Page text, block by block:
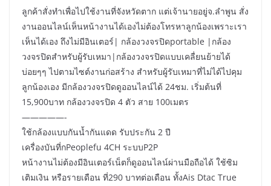
ลูกค้าสั่งทำเพื่อไปใช้งานที่จังหวัดตาก แต่เจ้านายอยู่จ.ลำพูน สั่ง
งานออนไลน์เห็นหน้างานได้เองไม่ต้องโทรหาลูกน้องเพราะเรา
เห็นได้เอง ถึงไม่มีอินเตอร์| กล้องวงจรปิดportable |กล้อง
วงจรปิดสำหรับผู้รับเหมา|กล้องวงจรปิดแบบเคลื่ยนย้ายได้
บ่อยๆๆ ไปตามไซต์งานก่อสร้าง สำหรับผู้รับเหมาที่ไม่ได้ไปคุม
ลูกน้องเอง มีกล้องวงจรปิดดูออนไลน์ได้ 24ชม. เริ่มต้นที่
15,900บาท กล้องวงจรปิด 4 ตัว สาย 100เมตร
—————-
ใช้กล้องแบบกันน้ำกันแดด รับประกัน 2 ปี
เครื่องบันที่กPeoplefu 4CH ระบบP2P
หน้างานไม่ต้องมีอินเตอร์เน็ตก็ดูออนไลน์ผ่านมือถือได้ ใช้ซิม
เติมเงิน หรือรายเดือน ที่290 บาทต่อเดือน ทั้งAis Dtac True